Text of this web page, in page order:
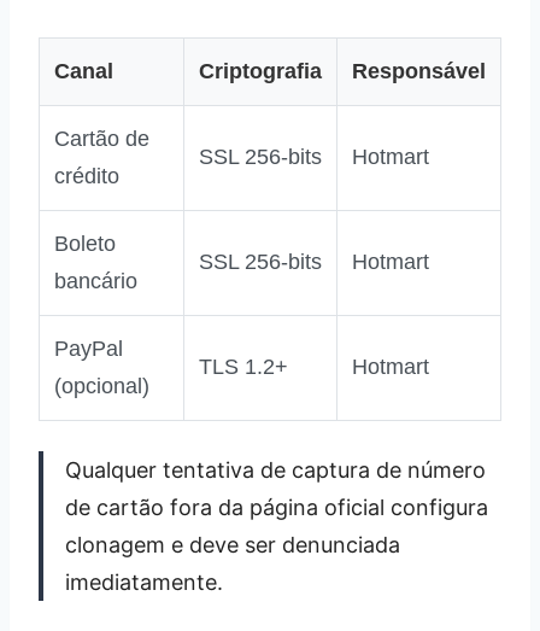
Canal Criptografia Responsável
Cartão de
crédito
SSL 256‑bits Hotmart
Boleto
bancário
SSL 256‑bits Hotmart
PayPal
(opcional)
TLS 1.2+ Hotmart
Qualquer tentativa de captura de número
de cartão fora da página oficial configura
clonagem e deve ser denunciada
imediatamente.